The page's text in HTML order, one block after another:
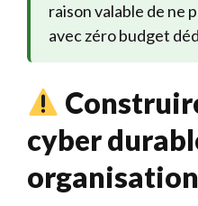
raison valable de ne
avec zéro budget
cyber
organisation